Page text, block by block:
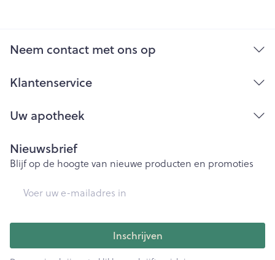
Neem contact met ons op
Klantenservice
Uw apotheek
Nieuwsbrief
Blijf op de hoogte van nieuwe producten en promoties
Inschrijven